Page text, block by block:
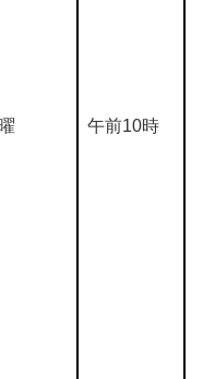
午前10時